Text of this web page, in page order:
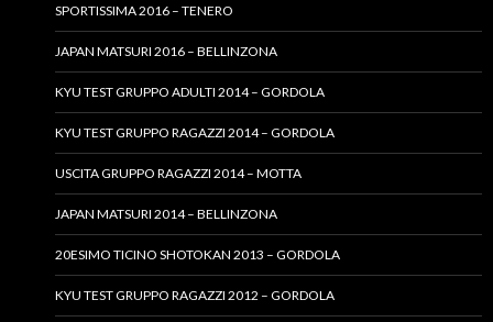
SPORTISSIMA 2016 – TENERO
JAPAN MATSURI 2016 – BELLINZONA
KYU TEST GRUPPO ADULTI 2014 – GORDOLA
KYU TEST GRUPPO RAGAZZI 2014 – GORDOLA
USCITA GRUPPO RAGAZZI 2014 – MOTTA
JAPAN MATSURI 2014 – BELLINZONA
20ESIMO TICINO SHOTOKAN 2013 – GORDOLA
KYU TEST GRUPPO RAGAZZI 2012 – GORDOLA